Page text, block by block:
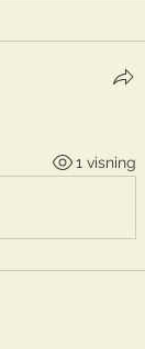
1 visning